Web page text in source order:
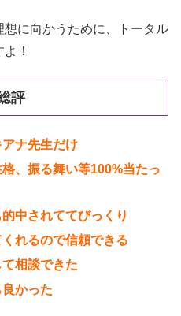
に向かうために、トータル
！
評
ナ先生だけ
、振る舞い等100%当たっ
中されててびっくり
れるので信頼できる
相談できた
かった